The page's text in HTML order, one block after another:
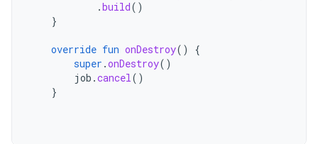
.build()
}
override fun onDestroy()
{
super .onDestroy()
job .cancel()
}